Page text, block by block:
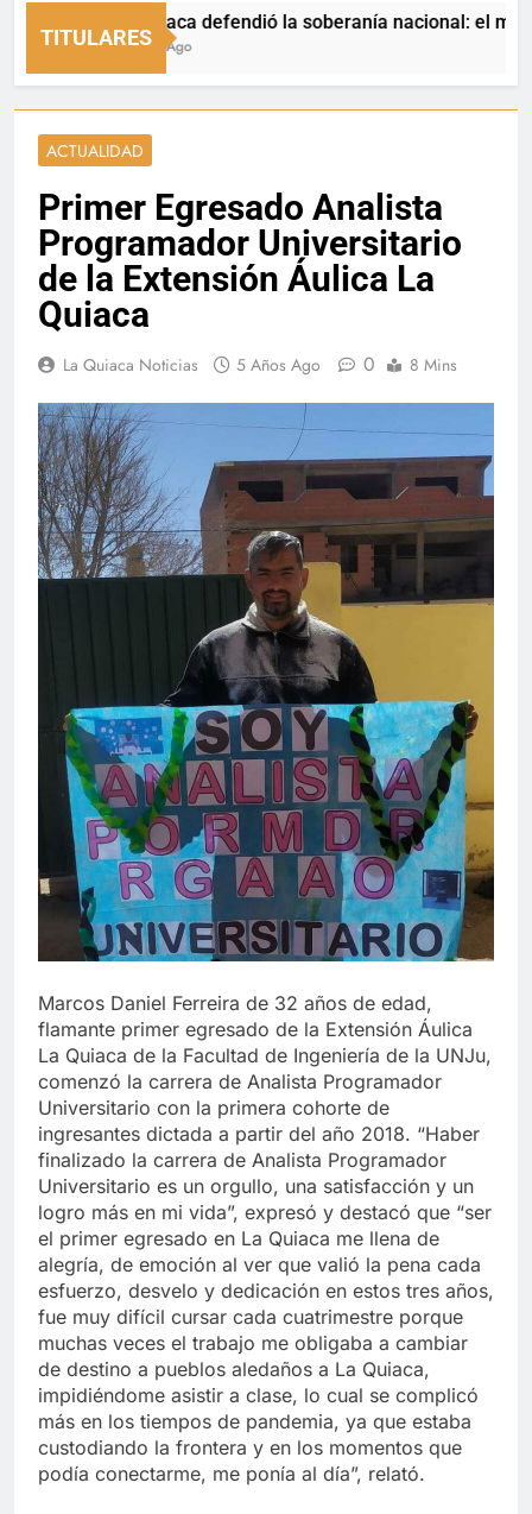
TITULARES
La Quiaca defendió la soberanía nacional: el
9 Horas Ago
ACTUALIDAD
Primer Egresado Analista
Programador Universitario
de la Extensión Áulica La
Quiaca
La Quiaca Noticias 5 Años Ago 0 8 Mins
Marcos Daniel Ferreira de 32 años de edad,
flamante primer egresado de la Extensión Áulica
La Quiaca de la Facultad de Ingeniería de la UNJu,
comenzó la carrera de Analista Programador
Universitario con la primera cohorte de
ingresantes dictada a partir del año 2018. “Haber
finalizado la carrera de Analista Programador
Universitario es un orgullo, una satisfacción y un
logro más en mi vida”, expresó y destacó que “ser
el primer egresado en La Quiaca me llena de
alegría, de emoción al ver que valió la pena cada
esfuerzo, desvelo y dedicación en estos tres años,
fue muy difícil cursar cada cuatrimestre porque
muchas veces el trabajo me obligaba a cambiar
de destino a pueblos aledaños a La Quiaca,
impidiéndome asistir a clase, lo cual se complicó
más en los tiempos de pandemia, ya que estaba
custodiando la frontera y en los momentos que
podía conectarme, me ponía al día”, relató.